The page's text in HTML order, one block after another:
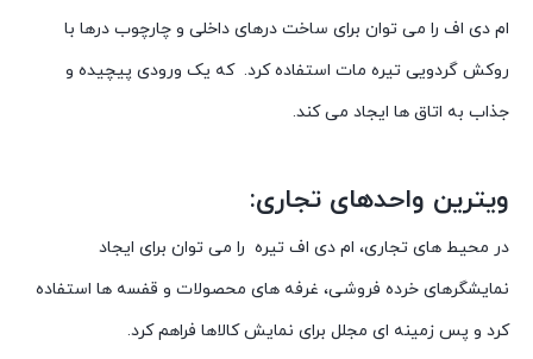
ام دی اف را می توان برای ساخت درهای داخلی و چارچوب درها با
روکش گردویی تیره مات استفاده کرد. که یک ورودی پیچیده و
جذاب به اتاق ها ایجاد می کند.
ویترین واحدهای تجاری:
در محیط های تجاری، ام دی اف تیره را می توان برای ایجاد
نمایشگرهای خرده فروشی، غرفه های محصولات و قفسه ها استفاده
کرد و پس زمینه ای مجلل برای نمایش کالاها فراهم کرد.